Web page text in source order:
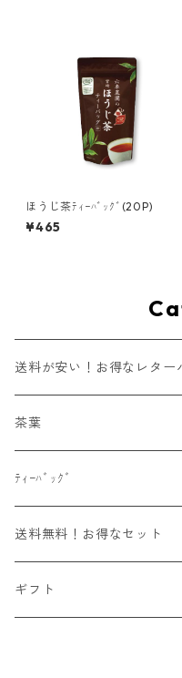
ほうじ茶ﾃｨｰﾊﾞｯｸﾞ(20P)
¥465
送料が安い！お得なレター
茶葉
ﾃｨｰﾊﾞｯｸﾞ
送料無料！お得なセット
ギフト